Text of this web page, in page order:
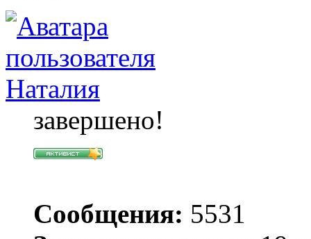
Наталия
завершено!
Сообщения: 5531